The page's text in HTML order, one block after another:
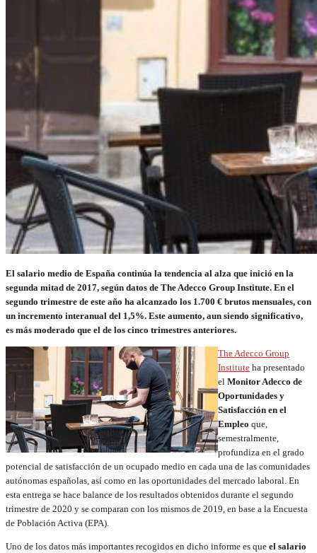
El salario medio de España continúa la tendencia al alza que inició en la
segunda mitad de 2017, según datos de The Adecco Group Institute. En el
segundo trimestre de este año ha alcanzado los 1.700 € brutos mensuales, con
un incremento interanual del 1,5%. Este aumento, aun siendo significativo,
es más moderado que el de los cinco trimestres anteriores.
The Adecco Group
Institute ha presentado
el Monitor Adecco de
Oportunidades y
Satisfacción en el
Empleo que,
semestralmente,
profundiza en el grado
potencial de satisfacción de un ocupado medio en cada una de las comunidades
autónomas españolas, así como en las oportunidades del mercado laboral. En
esta entrega se hace balance de los resultados obtenidos durante el segundo
trimestre de 2020 y se comparan con los mismos de 2019, en base a la Encuesta
de Población Activa (EPA).
Uno de los datos más importantes recogidos en dicho informe es que el salario